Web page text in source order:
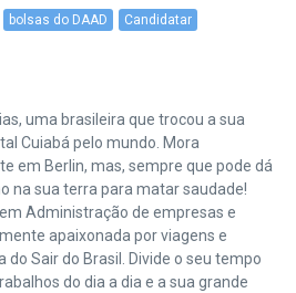
bolsas do DAAD
Candidatar
uma brasileira que trocou a sua
Cuiabá pelo mundo. Mora
em Berlin, mas, sempre que pode dá
na sua terra para matar saudade!
Administração de empresas e
apaixonada por viagens e
do Sair do Brasil. Divide o seu tempo
do dia a dia e a sua grande